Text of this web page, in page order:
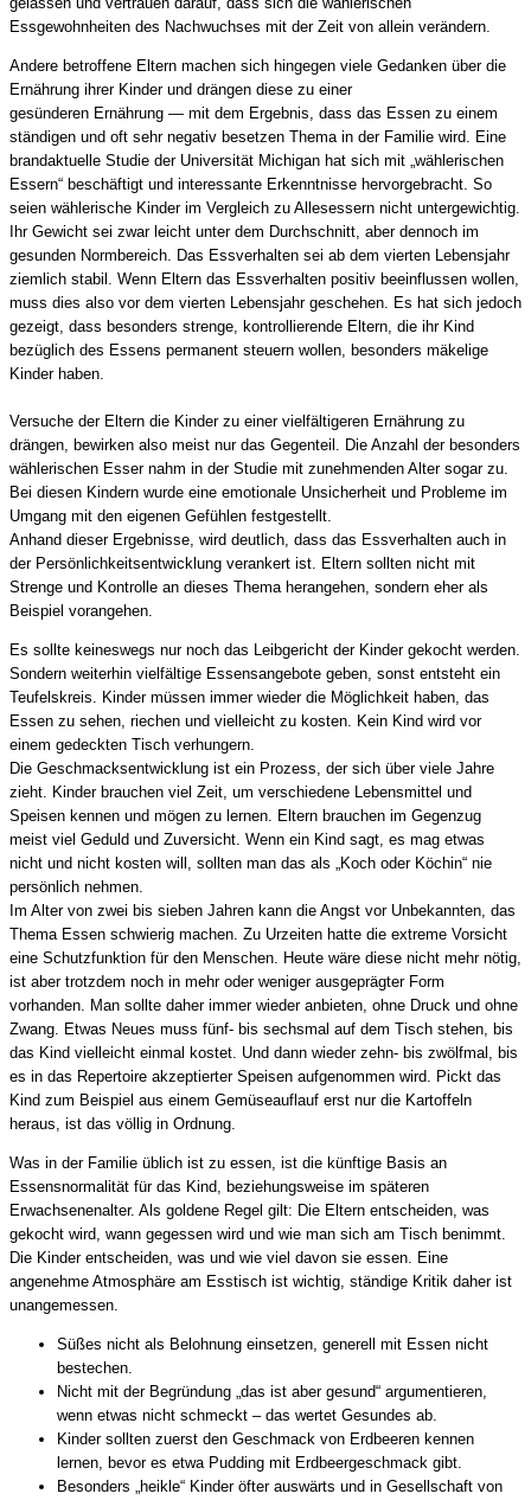
Essgewohnheiten des Nachwuchses mit der Zeit von allein verändern.
Andere betroffene Eltern machen sich hingegen viele Gedanken über die
Ernährung ihrer Kinder und drängen diese zu einer
gesünderen Ernährung — mit dem Ergebnis, dass das Essen zu einem
ständigen und oft sehr negativ besetzen Thema in der Familie wird. Eine
brandaktuelle Studie der Universität Michigan hat sich mit „wählerischen
Essern“ beschäftigt und interessante Erkenntnisse hervorgebracht. So
seien wählerische Kinder im Vergleich zu Allesessern nicht untergewichtig.
Ihr Gewicht sei zwar leicht unter dem Durchschnitt, aber dennoch im
gesunden Normbereich. Das Essverhalten sei ab dem vierten Lebensjahr
ziemlich stabil. Wenn Eltern das Essverhalten positiv beeinflussen wollen,
muss dies also vor dem vierten Lebensjahr geschehen. Es hat sich jedoch
gezeigt, dass besonders strenge, kontrollierende Eltern, die ihr Kind
bezüglich des Essens permanent steuern wollen, besonders mäkelige
Kinder haben.
Versuche der Eltern die Kinder zu einer vielfältigeren Ernährung zu
drängen, bewirken also meist nur das Gegenteil. Die Anzahl der besonders
wählerischen Esser nahm in der Studie mit zunehmenden Alter sogar zu.
Bei diesen Kindern wurde eine emotionale Unsicherheit und Probleme im
Umgang mit den eigenen Gefühlen festgestellt.
Anhand dieser Ergebnisse, wird deutlich, dass das Essverhalten auch in
der Persönlichkeitsentwicklung verankert ist. Eltern sollten nicht mit
Strenge und Kontrolle an dieses Thema herangehen, sondern eher als
Beispiel vorangehen.
Es sollte keineswegs nur noch das Leibgericht der Kinder gekocht werden.
Sondern weiterhin vielfältige Essensangebote geben, sonst entsteht ein
Teufelskreis. Kinder müssen immer wieder die Möglichkeit haben, das
Essen zu sehen, riechen und vielleicht zu kosten. Kein Kind wird vor
einem gedeckten Tisch verhungern.
Die Geschmacksentwicklung ist ein Prozess, der sich über viele Jahre
zieht. Kinder brauchen viel Zeit, um verschiedene Lebensmittel und
Speisen kennen und mögen zu lernen. Eltern brauchen im Gegenzug
meist viel Geduld und Zuversicht. Wenn ein Kind sagt, es mag etwas
nicht und nicht kosten will, sollten man das als „Koch oder Köchin“ nie
persönlich nehmen.
Im Alter von zwei bis sieben Jahren kann die Angst vor Unbekannten, das
Thema Essen schwierig machen. Zu Urzeiten hatte die extreme Vorsicht
eine Schutzfunktion für den Menschen. Heute wäre diese nicht mehr nötig,
ist aber trotzdem noch in mehr oder weniger ausgeprägter Form
vorhanden. Man sollte daher immer wieder anbieten, ohne Druck und ohne
Zwang. Etwas Neues muss fünf- bis sechsmal auf dem Tisch stehen, bis
das Kind vielleicht einmal kostet. Und dann wieder zehn- bis zwölfmal, bis
es in das Repertoire akzeptierter Speisen aufgenommen wird. Pickt das
Kind zum Beispiel aus einem Gemüseauflauf erst nur die Kartoffeln
heraus, ist das völlig in Ordnung.
Was in der Familie üblich ist zu essen, ist die künftige Basis an
Essensnormalität für das Kind, beziehungsweise im späteren
Erwachsenenalter. Als goldene Regel gilt: Die Eltern entscheiden, was
gekocht wird, wann gegessen wird und wie man sich am Tisch benimmt.
Die Kinder entscheiden, was und wie viel davon sie essen. Eine
angenehme Atmosphäre am Esstisch ist wichtig, ständige Kritik daher ist
unangemessen.
Süßes nicht als Belohnung einsetzen, generell mit Essen nicht
bestechen.
Nicht mit der Begründung „das ist aber gesund“ argumentieren,
wenn etwas nicht schmeckt – das wertet Gesundes ab.
Kinder sollten zuerst den Geschmack von Erdbeeren kennen
lernen, bevor es etwa Pudding mit Erdbeergeschmack gibt.
Besonders „heikle“ Kinder öfter auswärts und in Gesellschaft von